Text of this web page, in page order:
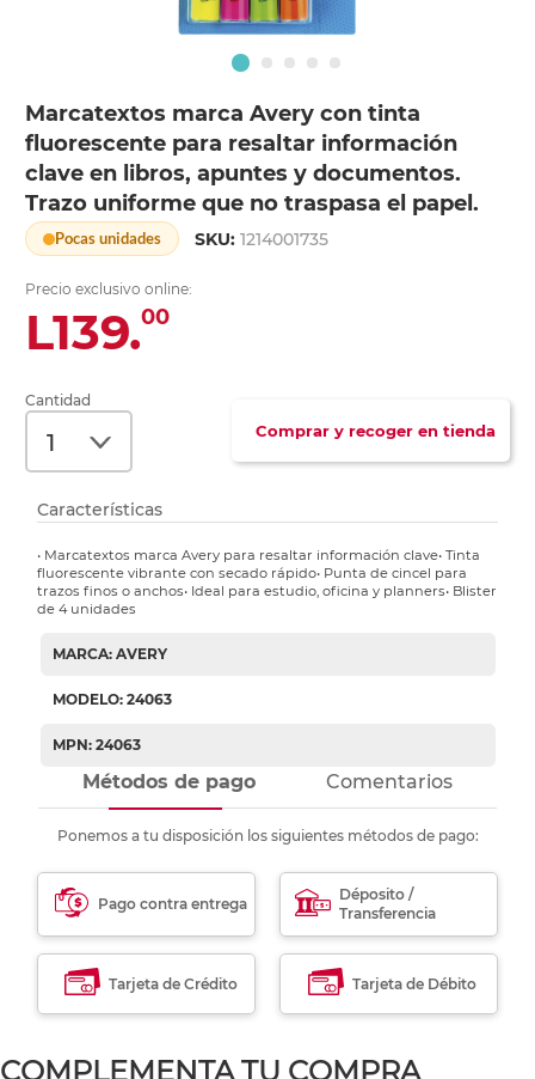
Marcatextos marca Avery con tinta
fluorescente para resaltar información
clave en libros, apuntes y documentos.
Trazo uniforme que no traspasa el papel.
Pocas unidades SKU:1214001735
Precio exclusivo online:
L139.00
Cantidad
Comprar y recoger en tienda
Características
• Marcatextos marca Avery para resaltar información clave• Tinta
fluorescente vibrante con secado rápido• Punta de cincel para
trazos finos o anchos• Ideal para estudio, oficina y planners• Blister
de 4 unidades
MARCA: AVERY
MODELO: 24063
MPN: 24063
Métodos de pago Comentarios
Ponemos a tu disposición los siguientes métodos de pago:
Pago contra entrega
Déposito /
Transferencia
Tarjeta de Crédito Tarjeta de Débito
COMPLEMENTA TU COMPRA